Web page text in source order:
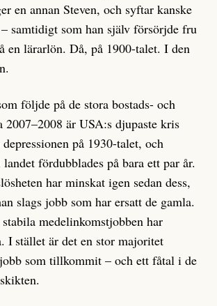
en annan Steven, och syftar kanske
samtidigt som han själv försörjde fru
en lärarlön. Då, på 1900-talet. I den
följde på de stora bostads- och
2007–2008 är USA:s djupaste kris
depressionen på 1930-talet, och
fördubblades på bara ett par år.
har minskat igen sedan dess,
slags jobb som har ersatt de gamla.
medel­inkomstjobben har
I stället är det en stor majoritet
som tillkommit – och ett fåtal i de